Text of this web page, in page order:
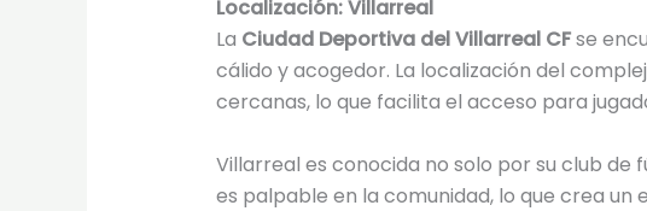
Localización: Villarreal
La Ciudad Deportiva del Villarreal CFse
cálido y acogedor. La localización del
cercanas, lo que facilita el acceso para
Villarreal es conocida no solo por su club
es palpable en la comunidad, lo que crea